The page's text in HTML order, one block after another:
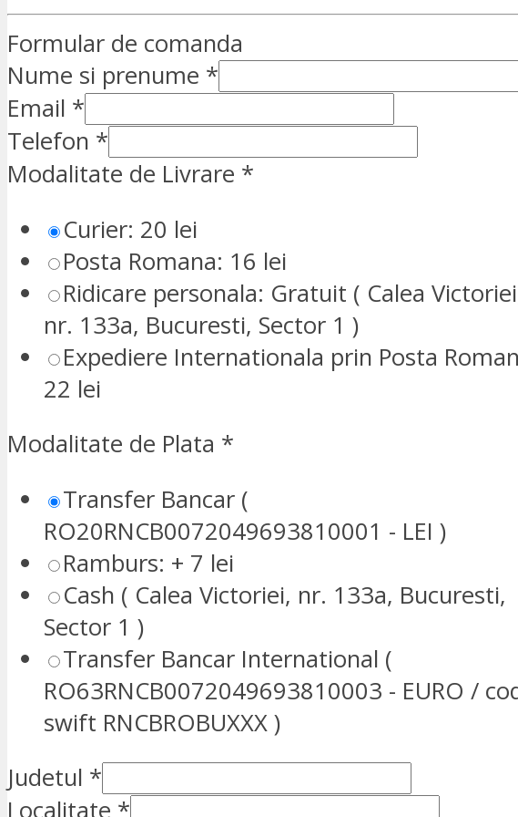
Formular de comanda
Nume si prenume *
Email *
Telefon *
Modalitate de Livrare *
Curier: 20 lei
Posta Romana: 16 lei
Ridicare personala: Gratuit ( Calea
nr. 133a, Bucuresti, Sector 1 )
Expediere Internationala prin Posta
22 lei
Modalitate de Plata *
Transfer Bancar (
RO20RNCB0072049693810001 - LEI )
Ramburs: + 7 lei
Cash ( Calea Victoriei, nr. 133a, Bucuresti,
Sector 1 )
Transfer Bancar International (
RO63RNCB0072049693810003 - EURO /
swift RNCBROBUXXX )
Judetul *
Localitate *